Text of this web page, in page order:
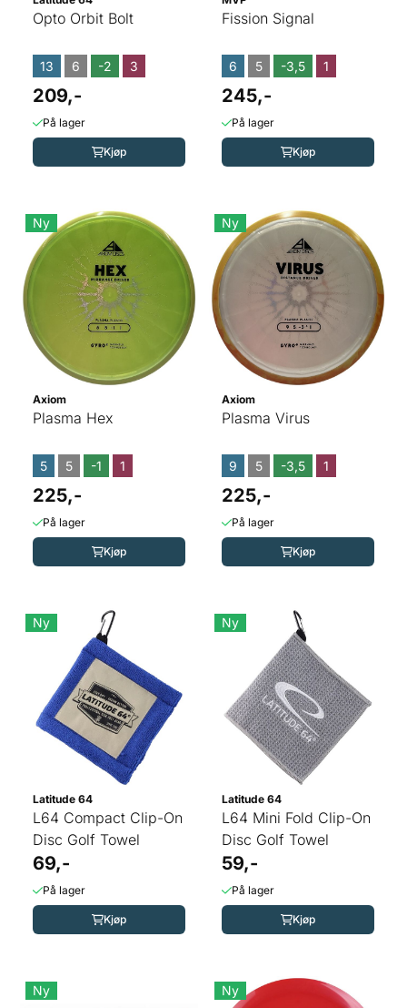
Opto Orbit Bolt
13 6 -2 3
209,-
På lager
Kjøp
Fission Signal
6 5 -3,5 1
245,-
På lager
Kjøp
Ny
Axiom
Plasma Hex
5 5 -1 1
225,-
På lager
Kjøp
Ny
Axiom
Plasma Virus
9 5 -3,5 1
225,-
På lager
Kjøp
Ny
Latitude 64
L64 Compact Clip-On
Disc Golf Towel
69,-
På lager
Kjøp
Ny
Latitude 64
L64 Mini Fold Clip-On
Disc Golf Towel
59,-
På lager
Kjøp
Ny Ny